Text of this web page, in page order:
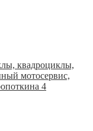
квадроциклы,
мотосервис,
4